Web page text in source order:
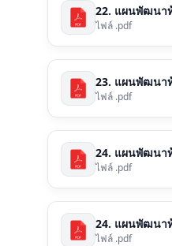
22. แผนพัฒนา
ไฟล์ .pdf
23. แผนพัฒนา
ไฟล์ .pdf
24. แผนพัฒนา
ไฟล์ .pdf
24. แผนพัฒนา
ไฟล์ .pdf